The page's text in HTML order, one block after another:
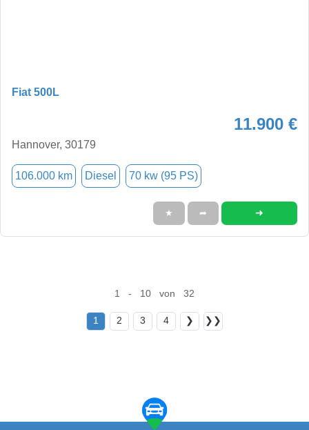
Fiat 500L
11.900 €
Hannover, 30179
106.000 km Diesel 70 kw (95 PS)
★ ➦ ➜
1 - 10 von 32
1 2 3 4 ❯ ❯❯